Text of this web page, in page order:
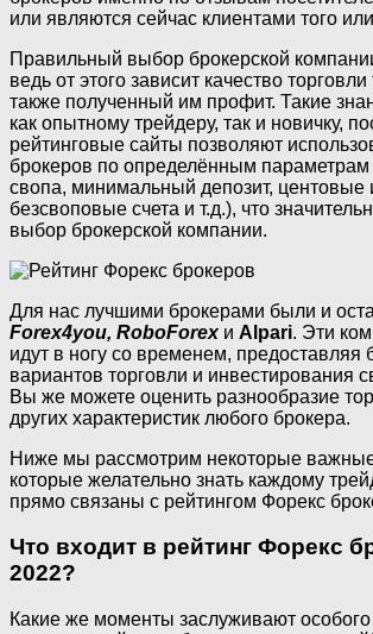
или являются сейчас клиентами того
Правильный выбор брокерской
ведь от этого зависит качество
также полученный им профит. Такие
как опытному трейдеру, так и новичку,
рейтинговые сайты позволяют
брокеров по определённым параметрам
свопа, минимальный депозит, центовые
безсвоповые счета и т.д.), что
выбор брокерской компании.
Для нас лучшими брокерами были и
Forex4you, RoboForexи Alpari. Эти
идут в ногу со временем,
вариантов торговли и инвестирования
Вы же можете оценить разнообразие
других характеристик любого брокера.
Ниже мы рассмотрим некоторые
которые желательно знать каждому
прямо связаны с рейтингом Форекс
Что входит в рейтинг Форекс
2022?
Какие же моменты заслуживают